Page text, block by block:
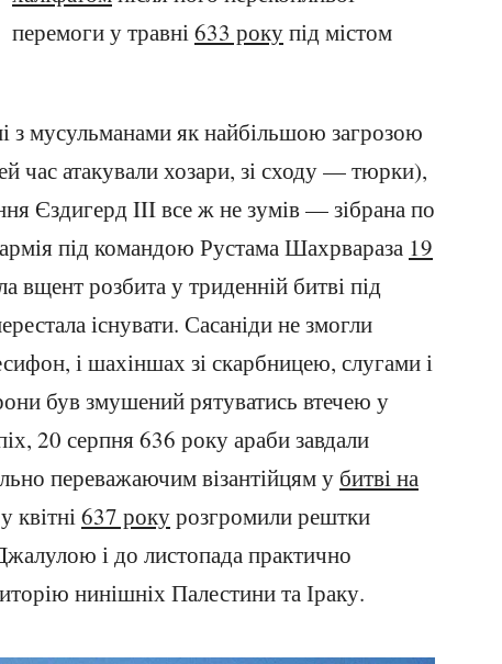
перемоги у травні633 рокупід містом
з мусульманами як найбільшою загрозою
час атакували хозари, зі сходу — тюрки),
Єздигерд III все ж не зумів — зібрана по
армія під командою Рустама Шахрвараза 19
вщент розбита у триденній битві під
існувати. Сасаніди не змогли
і шахіншах зі скарбницею, слугами і
був змушений рятуватись втечею у
20 серпня 636 року араби завдали
переважаючим візантійцям у битві на
квітні637 рокурозгромили рештки
Джалулою і до листопада практично
нинішніх Палестини та Іраку.